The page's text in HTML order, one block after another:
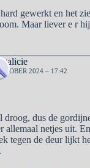
gewerkt en het
Maar liever e r
2024 – 17:42
droog, dus de
allemaal netjes uit.
tegen de deur lijkt